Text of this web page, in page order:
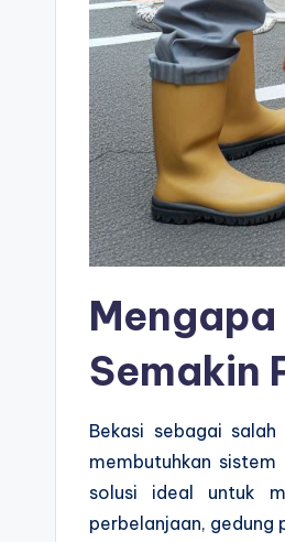
Semakin
Bekasi sebagai
membutuhkan sistem
solusi ideal untuk
perbelanjaan, gedung